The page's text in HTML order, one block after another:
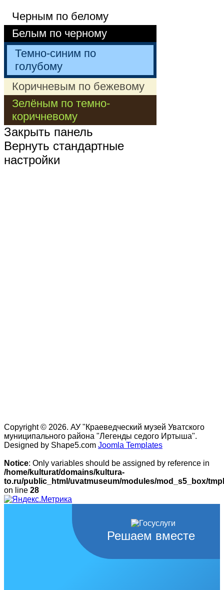
Черным по белому
Белым по черному
Темно-синим по
голубому
Коричневым по бежевому
Зелёным по темно-
коричневому
Закрыть панель
Вернуть стандартные
настройки
Copyright © 2026. АУ "Краеведческий музей Уватского
муниципального района "Легенды седого Иртыша".
Designed by Shape5.com Joomla Templates
Notice: Only variables should be assigned by reference in
/home/kulturat/domains/kultura-
to.ru/public_html/uvatmuseum/modules/mod_s5_box/
on line 28
Решаем вместе